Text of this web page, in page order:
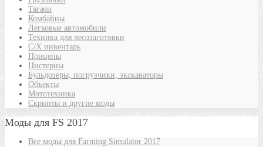
Тягачи
Комбайны
Легковые автомобили
Техника для лесозаготовки
С/Х инвентарь
Прицепы
Цистерны
Бульдозеры, погрузчики, экскаваторы
Объекты
Мототехника
Скрипты и другие моды
Моды для FS 2017
Все моды для Farming Simulator 2017